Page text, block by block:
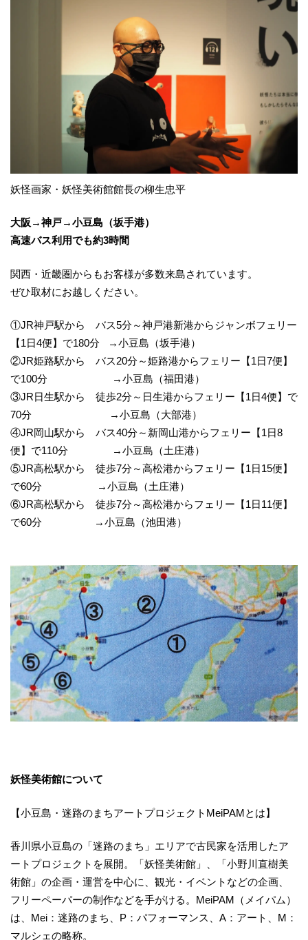
妖怪画家・妖怪美術館館長の柳生忠平
大阪→神戸→小豆島（坂手港）
高速バス利用でも約3時間
関西・近畿圏からもお客様が多数来島されています。
ぜひ取材にお越しください。
①JR神戸駅から バス5分～神戸港新港からジャンボフェリー
【1日4便】で180分 →小豆島（坂手港）
②JR姫路駅から バス20分～姫路港からフェリー【1日7便】
で100分 →小豆島（福田港）
③JR日生駅から 徒歩2分～日生港からフェリー【1日4便】で
70分 →小豆島（大部港）
④JR岡山駅から バス40分～新岡山港からフェリー【1日8
便】で110分 →小豆島（土庄港）
⑤JR高松駅から 徒歩7分～高松港からフェリー【1日15便】
で60分 →小豆島（土庄港）
⑥JR高松駅から 徒歩7分～高松港からフェリー【1日11便】
で60分 →小豆島（池田港）
妖怪美術館について
【小豆島・迷路のまちアートプロジェクトMeiPAMとは】
香川県小豆島の「迷路のまち」エリアで古民家を活用したア
ートプロジェクトを展開。「妖怪美術館」、「小野川直樹美
術館」の企画・運営を中心に、観光・イベントなどの企画、
フリーペーパーの制作などを手がける。MeiPAM（メイパム）
は、Mei：迷路のまち、P：パフォーマンス、A：アート、M：
マルシェの略称。